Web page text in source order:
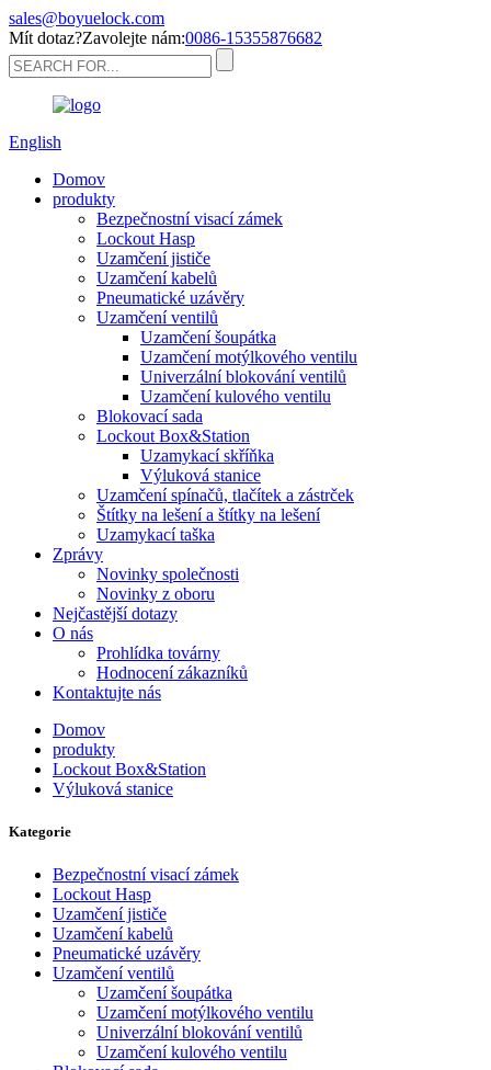
sales@boyuelock.com
Mít dotaz?Zavolejte nám:0086-15355876682
English
Domov
produkty
Bezpečnostní visací zámek
Lockout Hasp
Uzamčení jističe
Uzamčení kabelů
Pneumatické uzávěry
Uzamčení ventilů
Uzamčení šoupátka
Uzamčení motýlkového ventilu
Univerzální blokování ventilů
Uzamčení kulového ventilu
Blokovací sada
Lockout Box&Station
Uzamykací skříňka
Výluková stanice
Uzamčení spínačů, tlačítek a zástrček
Štítky na lešení a štítky na lešení
Uzamykací taška
Zprávy
Novinky společnosti
Novinky z oboru
Nejčastější dotazy
O nás
Prohlídka továrny
Hodnocení zákazníků
Kontaktujte nás
Domov
produkty
Lockout Box&Station
Výluková stanice
Kategorie
Bezpečnostní visací zámek
Lockout Hasp
Uzamčení jističe
Uzamčení kabelů
Pneumatické uzávěry
Uzamčení ventilů
Uzamčení šoupátka
Uzamčení motýlkového ventilu
Univerzální blokování ventilů
Uzamčení kulového ventilu